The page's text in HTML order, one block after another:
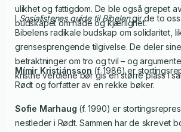
ulikhet og fattigdom. De ble også grepet
budskapet om nåde og kjærlighet.
I Sosialistenes guide til Bibelengir de to oss
Bibelens radikale budskap om solidaritet,
grensesprengende tilgivelse. De deler
betraktninger om tro og tvil – og
kristne verdiene bør gis en større plass i
Mímir Kristjánsson (f. 1986) er
Rødt og forfatter av en rekke bøker.
Sofie Marhaug (f. 1990) er
nestleder i Rødt. Sammen har de skrevet